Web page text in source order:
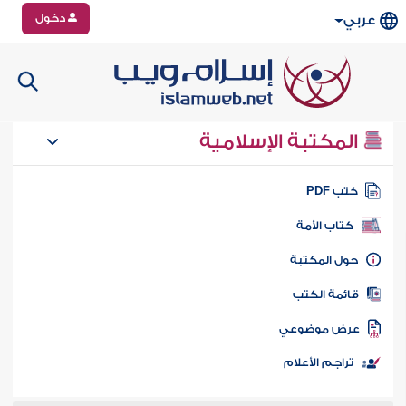
عربي دخول
المكتبة الإسلامية
كتب PDF
كتاب الأمة
المكتبة
الكتب
موضوعي